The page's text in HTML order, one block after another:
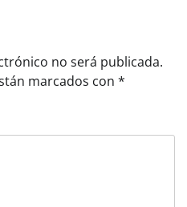
no será publicada.
marcados con *